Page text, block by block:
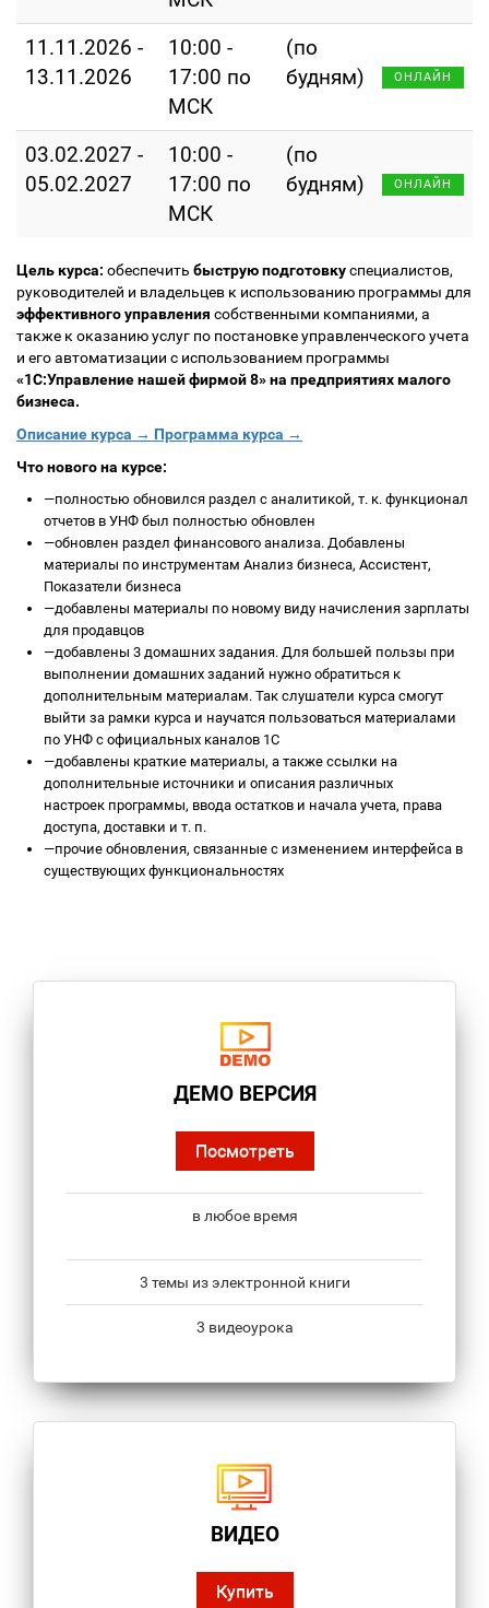
11.11.2026 -
13.11.2026
10:00 -
17:00 по
МСК
(по
будням)
ОНЛАЙН
03.02.2027 -
05.02.2027
10:00 -
17:00 по
МСК
(по
будням)
ОНЛАЙН
Цель курса: обеспечить быструю подготовкуспециалистов,
руководителей и владельцев к использованию программы для
эффективного управления собственными компаниями, а
также к оказанию услуг по постановке управленческого учета
и его автоматизации с использованием программы
«1С:Управление нашей фирмой 8» на предприятиях малого
бизнеса.
Описание курса → Программа курса →
Что нового на курсе:
—полностью обновился раздел с аналитикой, т. к. функционал
отчетов в УНФ был полностью обновлен
—обновлен раздел финансового анализа. Добавлены
материалы по инструментам Анализ бизнеса, Ассистент,
Показатели бизнеса
—добавлены материалы по новому виду начисления зарплаты
для продавцов
—добавлены 3 домашних задания. Для большей пользы при
выполнении домашних заданий нужно обратиться к
дополнительным материалам. Так слушатели курса смогут
выйти за рамки курса и научатся пользоваться материалами
по УНФ с официальных каналов 1С
—добавлены краткие материалы, а также ссылки на
дополнительные источники и описания различных
настроек программы, ввода остатков и начала учета, права
доступа, доставки и т. п.
—прочие обновления, связанные с изменением интерфейса в
существующих функциональностях
ДЕМО ВЕРСИЯ
Посмотреть
в любое время
3 темы из электронной книги
3 видеоурока
ВИДЕО
Купить